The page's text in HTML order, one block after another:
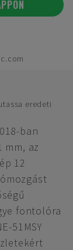
eredeti
ban
mm, az
12
fontolóra
51MSY